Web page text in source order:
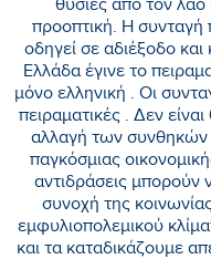
θυσίες από τον
προοπτική. Η συνταγή
οδηγεί σε αδιέξοδο
Ελλάδα έγινε το
μόνο ελληνική . Οι
πειραματικές . Δεν
αλλαγή των συνθηκών
παγκόσμιας
αντιδράσεις
συνοχή της
εμφυλιοπολεμικού
και τα καταδικάζουμε